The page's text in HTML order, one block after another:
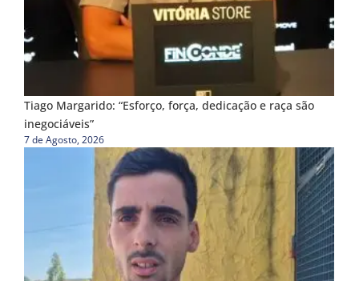
Tiago Margarido: “Esforço, força, dedicação e raça são
inegociáveis”
7 de Agosto, 2026